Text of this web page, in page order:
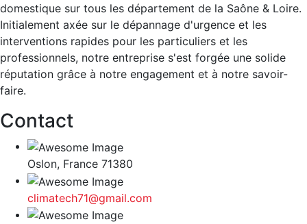
domestique sur tous les département de la Saône & Loire.
Initialement axée sur le dépannage d'urgence et les
interventions rapides pour les particuliers et les
professionnels, notre entreprise s'est forgée une solide
réputation grâce à notre engagement et à notre savoir-
faire.
Contact
Oslon, France 71380
climatech71@gmail.com